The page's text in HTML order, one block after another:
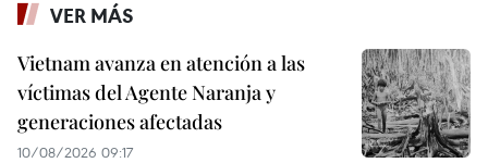
VER MÁS
Vietnam avanza en atención a las
víctimas del Agente Naranja y
generaciones afectadas
10/08/2026 09:17